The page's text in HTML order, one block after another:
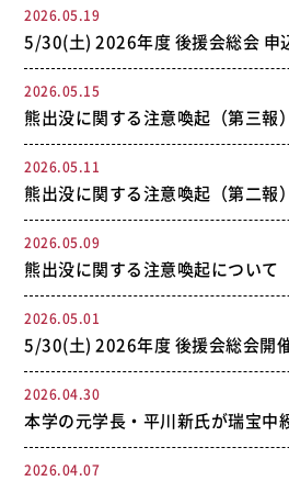
2026.05.19
5/30(土) 2026年度 後援会総会 申
2026.05.15
熊出没に関する注意喚起（第三報）
2026.05.11
熊出没に関する注意喚起（第二報）
2026.05.09
熊出没に関する注意喚起について
2026.05.01
5/30(土) 2026年度 後援会総会開
2026.04.30
本学の元学長・平川新氏が瑞宝中
2026.04.07